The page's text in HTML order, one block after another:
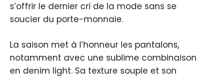
s’offrir le dernier cri de la mode sans se
soucier du porte-monnaie.
La saison met à l’honneur les pantalons,
notamment avec une sublime combinaison
en denim light. Sa texture souple et son